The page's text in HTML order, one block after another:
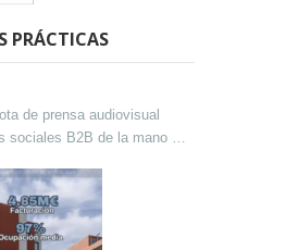
PRÁCTICAS
de prensa audiovisual
sociales B2B de la mano de